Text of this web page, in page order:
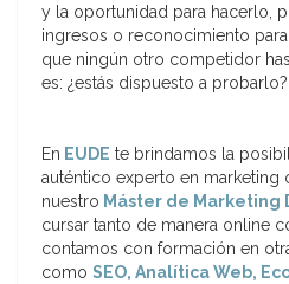
y la oportunidad para hacerlo,
ingresos o reconocimiento
que ningún otro competidor
es: ¿estás dispuesto a probarlo?
En EUDE te brindamos la
auténtico experto en marketing
nuestro Máster de Marketing
cursar tanto de manera online
contamos con formación en
como SEO, Analítica Web,